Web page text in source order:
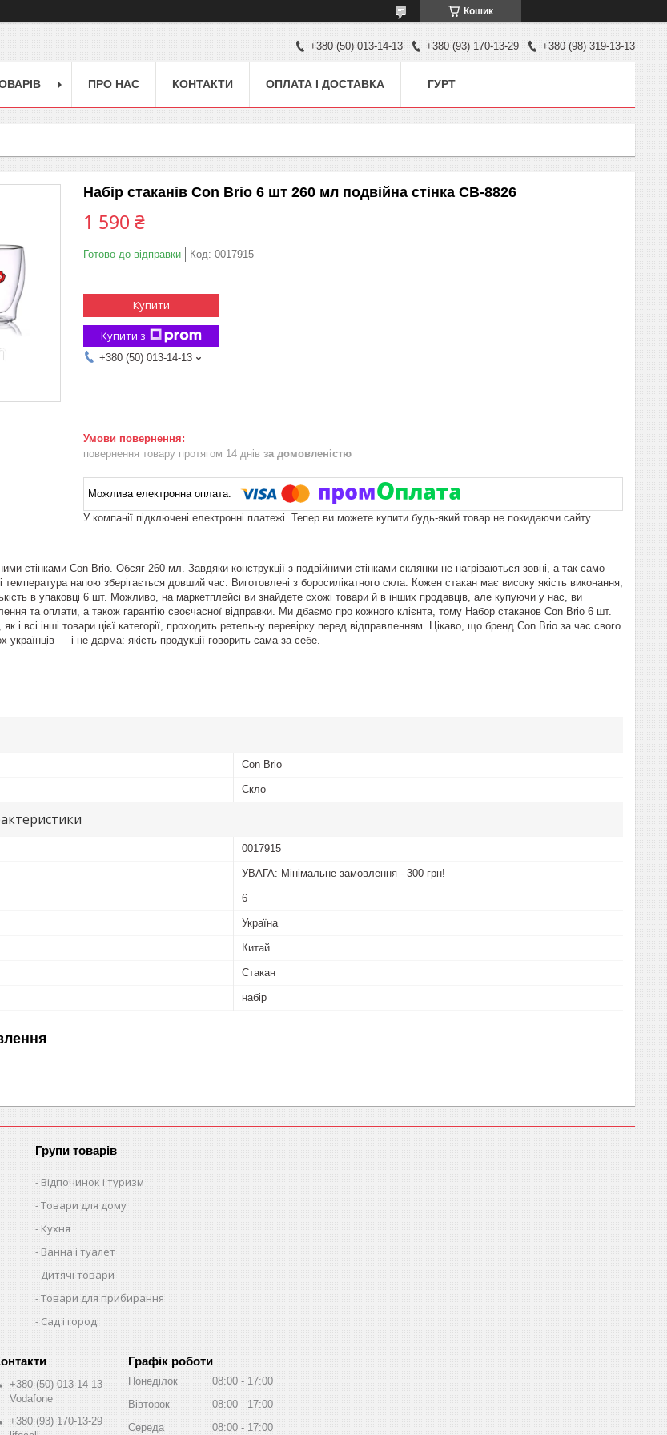
Кошик
+380 (50) 013-14-13 +380 (93) 170-13-29 +380 (98) 319-13-13
ПРО НАС КОНТАКТИ ОПЛАТА І ДОСТАВКА ГУРТ
Набір стаканів Con Brio 6 шт 260 мл подвійна стінка CB-8826
1 590 ₴
Готово до відправки Код: 0017915
Купити
Купити з
+380 (50) 013-14-13
повернення товару протягом 14 днів за домовленістю
У компанії підключені електронні платежі. Тепер ви можете купити будь-який товар не покидаючи сайту.
стінками Con Brio. Обсяг 260 мл. Завдяки конструкції з подвійними стінками склянки не нагріваються зовні, а так само
напою зберігається довший час. Виготовлені з боросилікатного скла. Кожен стакан має високу якість виконання,
в упаковці 6 шт. Можливо, на маркетплейсі ви знайдете схожі товари й в інших продавців, але купуючи у нас, ви
та оплати, а також гарантію своєчасної відправки. Ми дбаємо про кожного клієнта, тому Набор стаканов Con Brio 6 шт.
і всі інші товари цієї категорії, проходить ретельну перевірку перед відправленням. Цікаво, що бренд Con Brio за час свого
українців — і не дарма: якість продукції говорить сама за себе.
Con Brio
Скло
0017915
УВАГА: Мінімальне замовлення - 300 грн!
6
Україна
Китай
Стакан
набір
Групи товарів
Відпочинок і туризм
Товари для дому
Кухня
Ванна і туалет
Дитячі товари
Товари для прибирання
Сад і город
+380 (50) 013-14-13
Vodafone
+380 (93) 170-13-29
Графік роботи
Понеділок 08:00
17:00
Вівторок
08:00
17:00
Середа
08:00 17:00